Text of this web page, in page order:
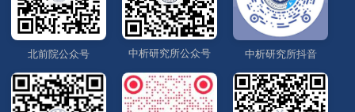
北前院公众号 中析研究所公众号 中析研究所抖音